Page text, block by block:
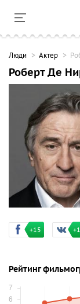
Люди Актер
Роберт Де
+15
Рейтинг